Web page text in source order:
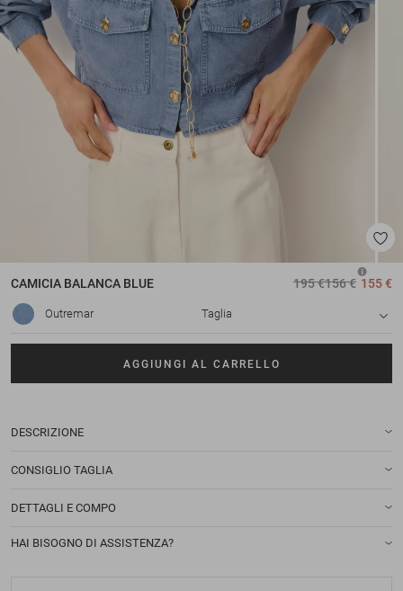
CAMICIA BALANCA BLUE 195 €156 € 155 €
Outremar Taglia
AGGIUNGI AL CARRELLO
DESCRIZIONE
CONSIGLIO TAGLIA
DETTAGLI E COMPO
HAI BISOGNO DI ASSISTENZA?